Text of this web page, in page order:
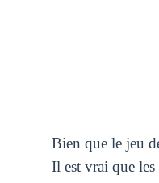
Bien que le jeu
Il est vrai que